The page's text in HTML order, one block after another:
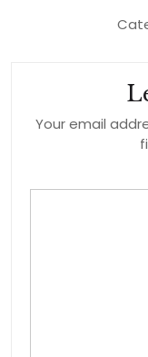
Your email